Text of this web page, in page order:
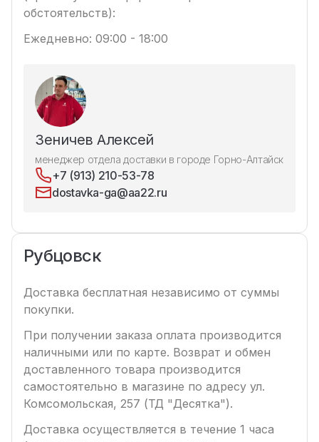
обстоятельств):
Ежедневно: 09:00 - 18:00
Зеничев Алексей
менеджер отдела доставки в городе Горно-Алтайск
+7 (913) 210-53-78
dostavka-ga@aa22.ru
Рубцовск
Доставка бесплатная независимо от суммы
покупки.
При получении заказа оплата производится
наличными или по карте. Возврат и обмен
доставленного товара производится
самостоятельно в магазине по адресу ул.
Комсомольская, 257 (ТД "Десятка").
Доставка осуществляется в течение 1 часа